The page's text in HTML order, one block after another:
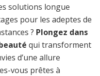
solutions longue
pour les adeptes de
? Plongez dans
qui transforment
d’une allure
vous prêtes à